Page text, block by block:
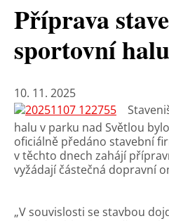
Příprava
sportovní
10. 11. 2025
halu v parku nad Světlou
oficiálně předáno stavební
v těchto dnech zahájí
vyžádají částečná dopravní
„V souvislosti se stavbou